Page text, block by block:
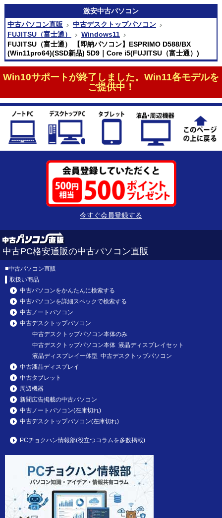
激安中古パソコン
中古パソコン直販
中古デスクトップパソコン
FUJITSU（富士通）
Windows11
FUJITSU（富士通） 【即納パソコン】ESPRIMO D588/BX
(Win11pro64)(SSD新品) 5D9｜Core i5(FUJITSU（富士通）)
Win10サポートが終了しました。Win11各モデルを
ご提供中！
今すぐ会員登録する
中古PC格安通販の中古パソコン直販
■中古パソコン直販
取扱い商品
中古パソコンをかんたんに検索する
中古パソコンを詳細スペックで検索する
中古ノートパソコン
中古デスクトップパソコン
中古デスクトップパソコン本体のみ
中古デスクトップパソコン本体 液晶ディスプレイセット
液晶ディスプレイ一体型 中古デスクトップパソコン
中古液晶ディスプレイ
中古タブレット
周辺機器
新聞広告掲載の中古パソコン
中古ノートパソコン(在庫切れ)
中古デスクトップパソコン(在庫切れ)
PCチョクハン情報部(役立つコラムを多数掲載)